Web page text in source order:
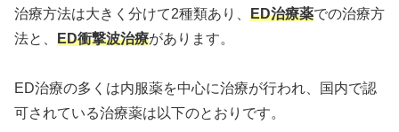
治療方法は大きく分けて2種類あり、 ED治療薬での治療方
法と、 ED衝撃波治療があります。
ED治療の多くは内服薬を中心に治療が行われ、国内で認
可されている治療薬は以下のとおりです。